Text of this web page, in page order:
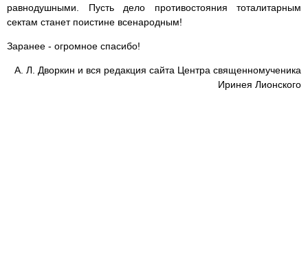
равнодушными. Пусть дело противостояния тоталитарным
сектам станет поистине всенародным!
Заранее - огромное спасибо!
А. Л. Дворкин и вся редакция сайта Центра священномученика
Иринея Лионского